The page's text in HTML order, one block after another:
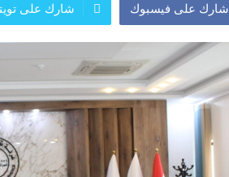
المعرض الدولي للاحذية
معرض
النشرة الاسبوعية
اعلان
النشرة الشهرية لاسعار المواد
شارك على فيسبوك شارك على